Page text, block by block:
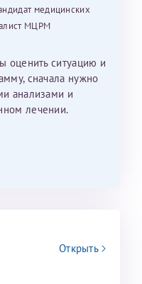
медицинских
МЦРМ
оценить ситуацию и
сначала нужно
анализами и
лечении.
Открыть